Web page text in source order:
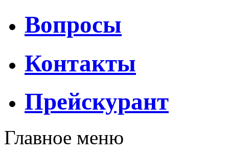
Вопросы
Контакты
Прейскурант
Главное меню